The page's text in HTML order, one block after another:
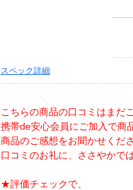
スペック詳細
こちらの商品の口コミはまだ
携帯de安心会員にご加入で商
商品のご感想をお聞かせくださ
口コミのお礼に、ささやかで
★評価チェックで、